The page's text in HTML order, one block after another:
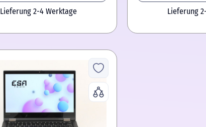
Lieferung 2-4 Werktage Lieferung